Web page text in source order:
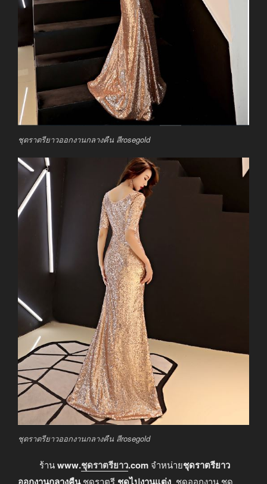
ชุดราตรียาวออกงานกลางคืน สีrosegold
ชุดราตรียาวออกงานกลางคืน สีrosegold
ร้านwww.ชุดราตรียาว.com จำหน่ายชุดราตรียาว